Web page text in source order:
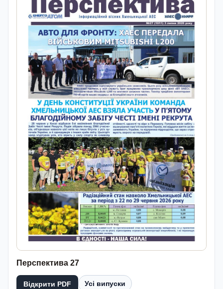
Перспектива 27
Відкрити PDF Усі випуски